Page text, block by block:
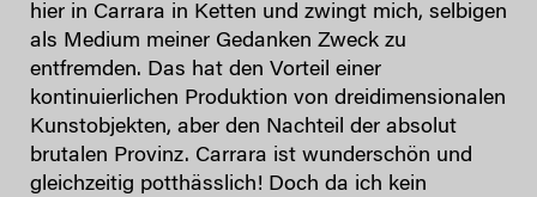
hier in Carrara in Ketten und zwingt mich, selbigen
als Medium meiner Gedanken Zweck zu
entfremden. Das hat den Vorteil einer
kontinuierlichen Produktion von dreidimensionalen
Kunstobjekten, aber den Nachteil der absolut
brutalen Provinz. Carrara ist wunderschön und
gleichzeitig potthässlich! Doch da ich kein